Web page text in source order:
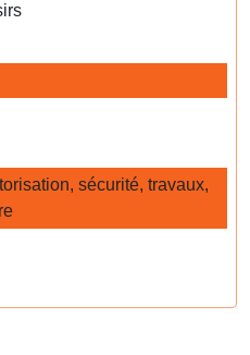
sécurité, travaux,